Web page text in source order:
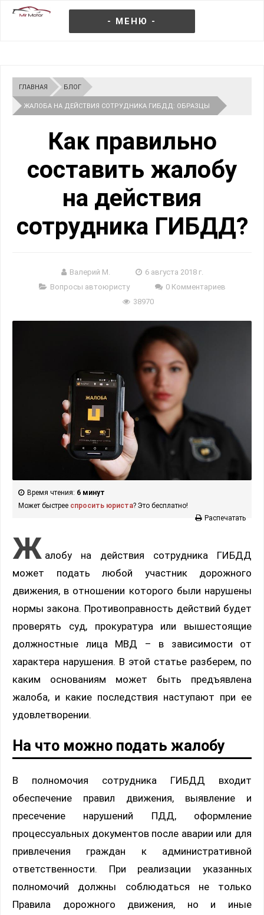
- МЕНЮ -
ГЛАВНАЯ БЛОГ
ЖАЛОБА НА ДЕЙСТВИЯ СОТРУДНИКА ГИБДД: ОБРАЗЦЫ
Как правильно
составить жалобу
на действия
сотрудника ГИБДД?
Валерий М.
6 августа 2018 г.
Вопросы автоюристу
0 Комментариев
38970
Время чтения: 6 минут
Может быстрее спросить юриста? Это бесплатно!
Распечатать
Ж алобу на действия сотрудника ГИБДД
может подать любой участник дорожного
движения, в отношении которого были нарушены
нормы закона. Противоправность действий будет
проверять суд, прокуратура или вышестоящие
должностные лица МВД – в зависимости от
характера нарушения. В этой статье разберем, по
каким основаниям может быть предъявлена
жалоба, и какие последствия наступают при ее
удовлетворении.
На что можно подать жалобу
В полномочия сотрудника ГИБДД входит
обеспечение правил движения, выявление и
пресечение нарушений ПДД, оформление
процессуальных документов после аварии или для
привлечения граждан к административной
ответственности. При реализации указанных
полномочий должны соблюдаться не только
Правила дорожного движения, но и иные